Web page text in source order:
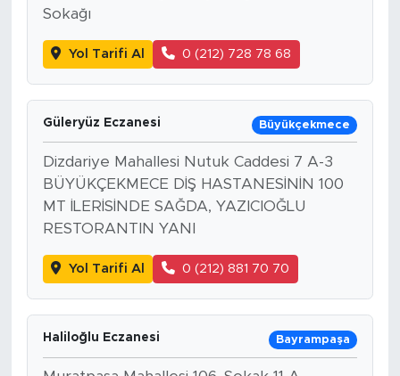
Sokağı
Yol Tarifi Al 0 (212) 728 78 68
Güleryüz Eczanesi Büyükçekmece
Dizdariye Mahallesi Nutuk Caddesi 7 A-3
BÜYÜKÇEKMECE DİŞ HASTANESİNİN 100
MT İLERİSİNDE SAĞDA, YAZICIOĞLU
RESTORANTIN YANI
Yol Tarifi Al 0 (212) 881 70 70
Haliloğlu Eczanesi Bayrampaşa